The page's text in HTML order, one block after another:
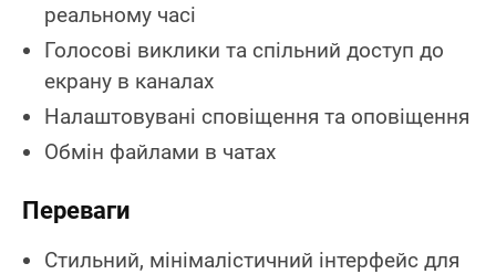
реальному часі
Голосові виклики та спільний доступ до
екрану в каналах
Налаштовувані сповіщення та оповіщення
Обмін файлами в чатах
Переваги
Стильний, мінімалістичний інтерфейс для